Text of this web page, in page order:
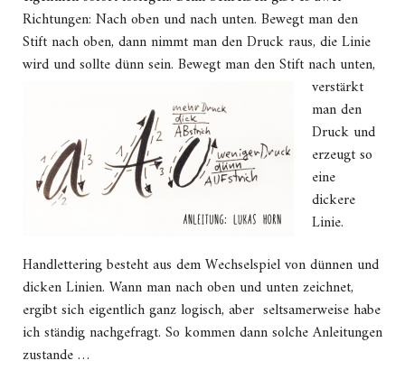
Richtungen: Nach oben und nach unten. Bewegt man den
Stift nach oben, dann nimmt man den Druck raus, die Linie
wird und sollte dünn sein. Bewegt man den Stift nach unten,
verstärkt
man den
Druck und
erzeugt so
eine
dickere
Linie.
Handlettering besteht aus dem Wechselspiel von dünnen und
dicken Linien. Wann man nach oben und unten zeichnet,
ergibt sich eigentlich ganz logisch, aber seltsamerweise habe
ich ständig nachgefragt. So kommen dann solche Anleitungen
zustande …